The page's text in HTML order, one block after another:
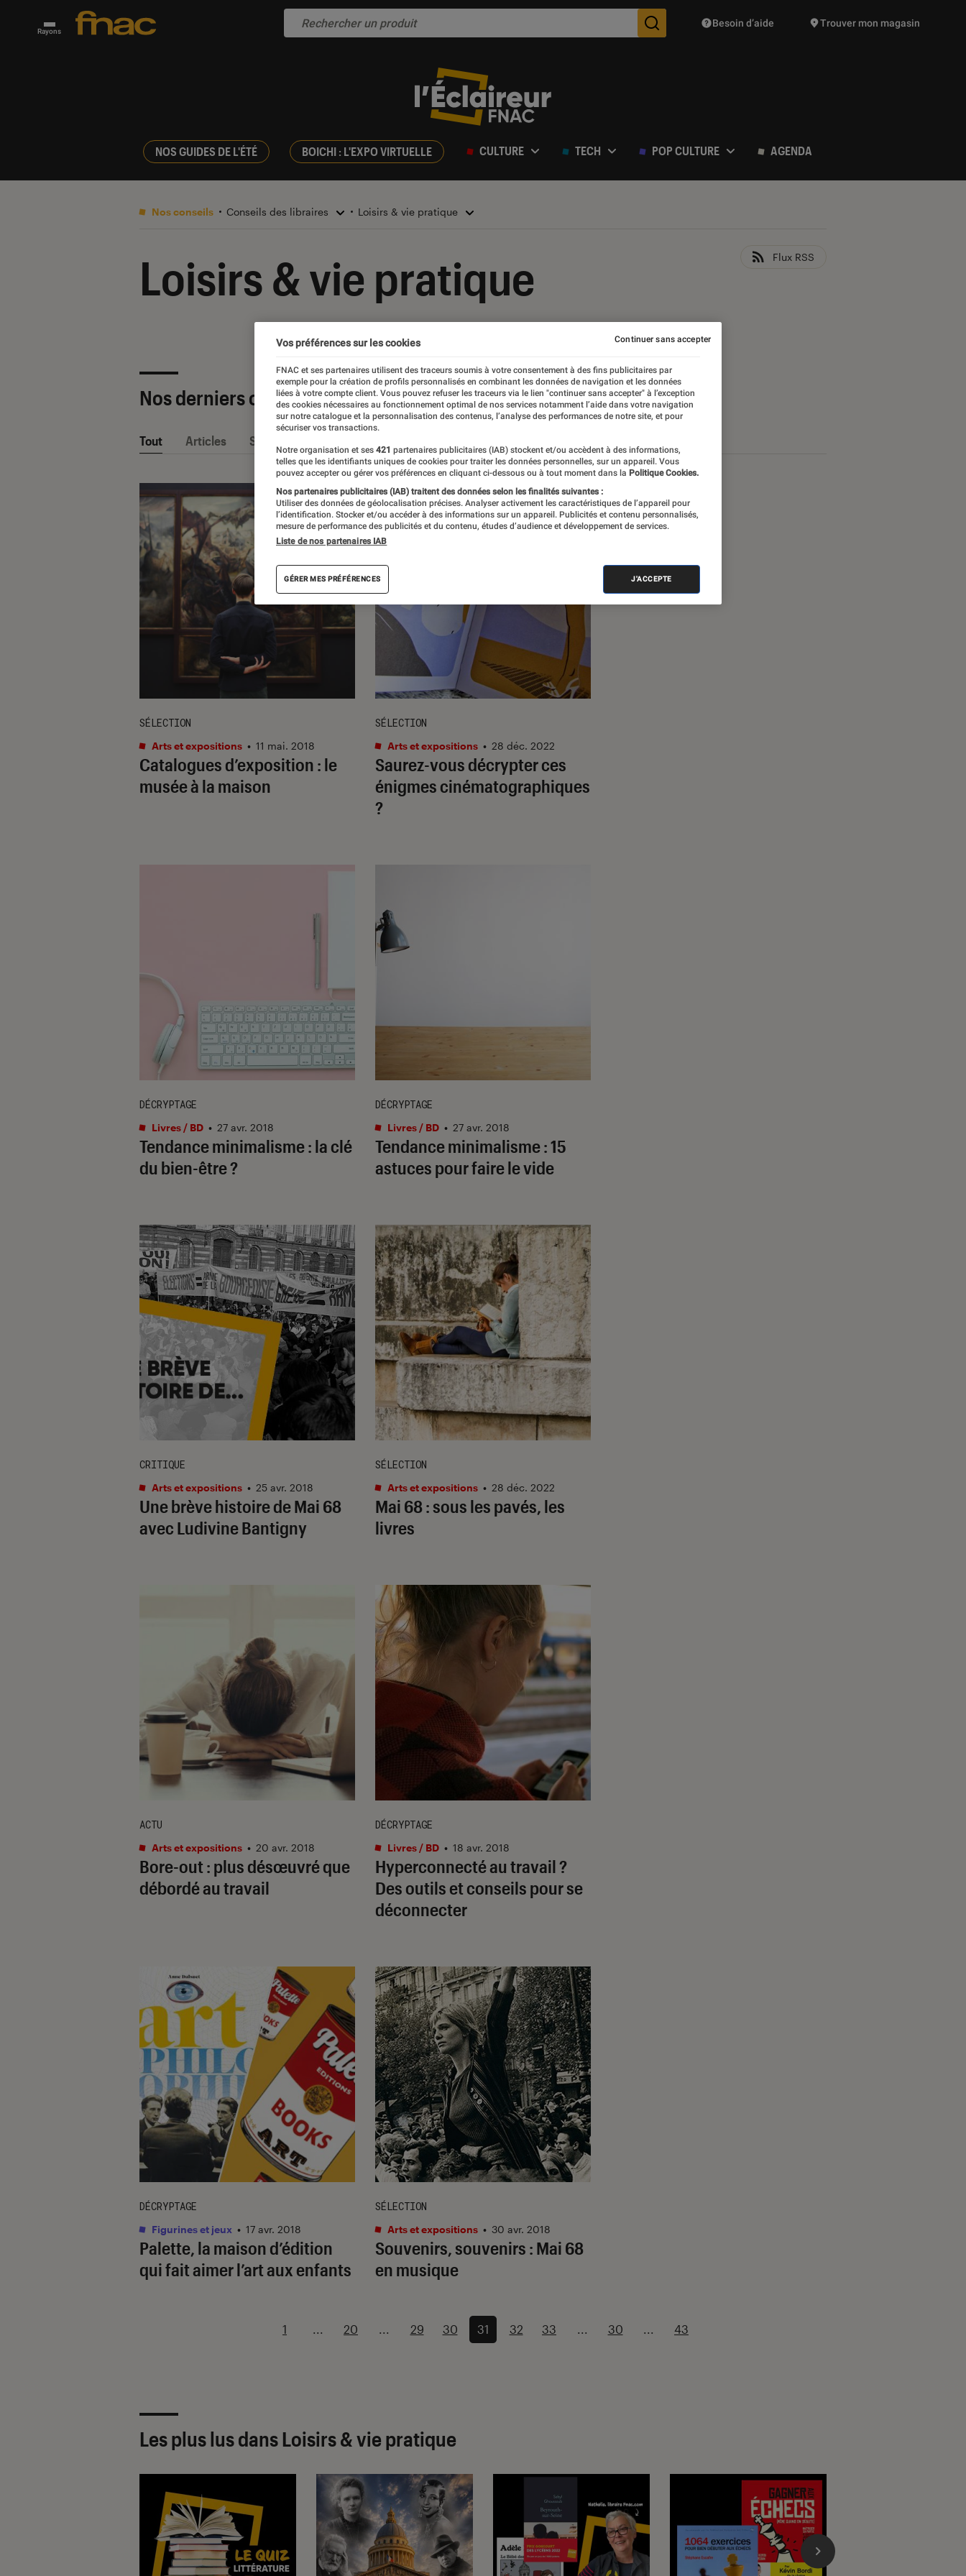
Rayons Des suggestions de produits vont vous être proposées
Besoin d’aide Trouver mon magasin
NOS GUIDES DE L'ÉTÉ BOICHI : L'EXPO VIRTUELLE CULTURE TECH POP CULTURE AGENDA
Nos conseils Conseils des libraires Loisirs & vie pratique
Loisirs & vie pratique Flux RSS
Nos derniers contenus
Tout Articles Sélections et guides
Catalogues d’exposition : le
musée à la maison
SÉLECTION
Arts et expositions • 11 mai. 2018
Saurez-vous décrypter ces
énigmes cinématographiques
?
SÉLECTION
Arts et expositions • 28 déc. 2022
Tendance minimalisme : la clé
du bien-être ?
DÉCRYPTAGE
Livres / BD • 27 avr. 2018
Tendance minimalisme : 15
astuces pour faire le vide
DÉCRYPTAGE
Livres / BD • 27 avr. 2018
Une brève histoire de Mai 68
avec Ludivine Bantigny
CRITIQUE
Arts et expositions • 25 avr. 2018
Mai 68 : sous les pavés, les
livres
SÉLECTION
Arts et expositions • 28 déc. 2022
Bore-out : plus désœuvré que
débordé au travail
ACTU
Arts et expositions • 20 avr. 2018
Hyperconnecté au travail ?
Des outils et conseils pour se
déconnecter
DÉCRYPTAGE
Livres / BD • 18 avr. 2018
Palette, la maison d’édition
qui fait aimer l’art aux enfants
DÉCRYPTAGE
Figurines et jeux • 17 avr. 2018
Souvenirs, souvenirs : Mai 68
en musique
SÉLECTION
Arts et expositions • 30 avr. 2018
1 ... 20 ... 29 30 31 32 33 ... 30 ... 43
Les plus lus dans Loisirs & vie pratique
Vos préférences sur les cookies
FNAC et ses partenaires utilisent des traceurs soumis à votre consentement à des fins publicitaires par
exemple pour la création de profils personnalisés en combinant les données de navigation et les données
liées à votre compte client. Vous pouvez refuser les traceurs via le lien "continuer sans accepter" à l’exception
des cookies nécessaires au fonctionnement optimal de nos services notamment l’aide dans votre navigation
sur notre catalogue et la personnalisation des contenus, l’analyse des performances de notre site, et pour
sécuriser vos transactions.
Notre organisation et ses 421 partenaires publicitaires (IAB) stockent et/ou accèdent à des informations,
telles que les identifiants uniques de cookies pour traiter les données personnelles, sur un appareil. Vous
pouvez accepter ou gérer vos préférences en cliquant ci-dessous ou à tout moment dans la Politique Cookies.
Nos partenaires publicitaires (IAB) traitent des données selon les finalités suivantes :
Utiliser des données de géolocalisation précises. Analyser activement les caractéristiques de l’appareil pour
l’identification. Stocker et/ou accéder à des informations sur un appareil. Publicités et contenu personnalisés,
mesure de performance des publicités et du contenu, études d’audience et développement de services.
Liste de nos partenaires IAB
GÉRER MES PRÉFÉRENCES J'ACCEPTE
Continuer sans accepter